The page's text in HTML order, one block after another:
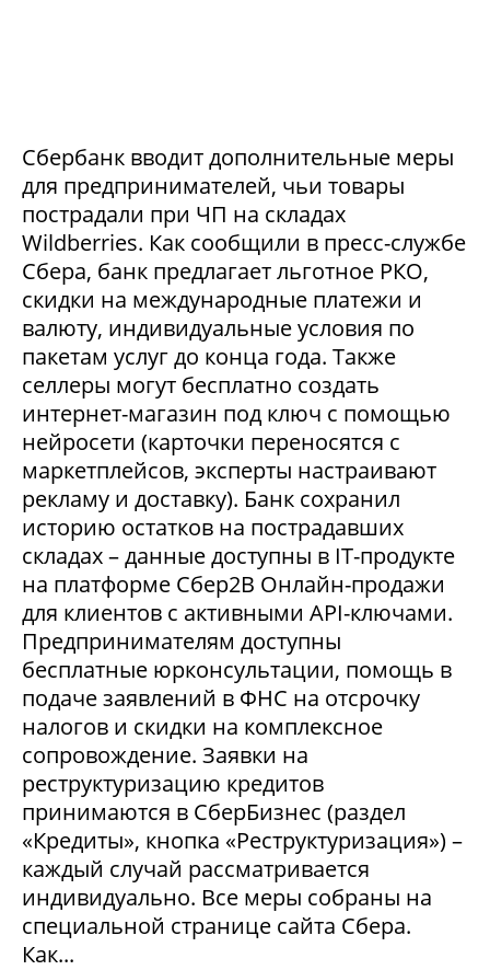
Сбербанк вводит дополнительные меры
для предпринимателей, чьи товары
пострадали при ЧП на складах
Wildberries. Как сообщили в пресс-службе
Сбера, банк предлагает льготное РКО,
скидки на международные платежи и
валюту, индивидуальные условия по
пакетам услуг до конца года. Также
селлеры могут бесплатно создать
интернет-магазин под ключ с помощью
нейросети (карточки переносятся с
маркетплейсов, эксперты настраивают
рекламу и доставку). Банк сохранил
историю остатков на пострадавших
складах – данные доступны в IT-продукте
на платформе Сбер2В Онлайн-продажи
для клиентов с активными API-ключами.
Предпринимателям доступны
бесплатные юрконсультации, помощь в
подаче заявлений в ФНС на отсрочку
налогов и скидки на комплексное
сопровождение. Заявки на
реструктуризацию кредитов
принимаются в СберБизнес (раздел
«Кредиты», кнопка «Реструктуризация») –
каждый случай рассматривается
индивидуально. Все меры собраны на
специальной странице сайта Сбера.
Как...